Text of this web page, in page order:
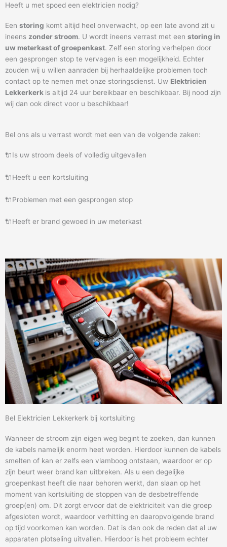
Heeft u met spoed een elektricien nodig?
Een storing komt altijd heel onverwacht, op een late avond zit u
ineens zonder stroom. U wordt ineens verrast met een storing in
uw meterkast of groepenkast. Zelf een storing verhelpen door
een gesprongen stop te vervagen is een mogelijkheid. Echter
zouden wij u willen aanraden bij herhaaldelijke problemen toch
contact op te nemen met onze storingsdienst. Uw Elektricien
Lekkerkerk is altijd 24 uur bereikbaar en beschikbaar. Bij nood zijn
wij dan ook direct voor u beschikbaar!
Bel ons als u verrast wordt met een van de volgende zaken:
🔌Is uw stroom deels of volledig uitgevallen
🔌Heeft u een kortsluiting
🔌Problemen met een gesprongen stop
🔌Heeft er brand gewoed in uw meterkast
Bel Elektricien Lekkerkerk bij kortsluiting
Wanneer de stroom zijn eigen weg begint te zoeken, dan kunnen
de kabels namelijk enorm heet worden. Hierdoor kunnen de kabels
smelten of kan er zelfs een vlamboog ontstaan, waardoor er op
zijn beurt weer brand kan uitbreken. Als u een degelijke
groepenkast heeft die naar behoren werkt, dan slaan op het
moment van kortsluiting de stoppen van de desbetreffende
groep(en) om. Dit zorgt ervoor dat de elektriciteit van die groep
afgesloten wordt, waardoor verhitting en daaropvolgende brand
op tijd voorkomen kan worden. Dat is dan ook de reden dat al uw
apparaten plotseling uitvallen. Hierdoor is het probleem echter